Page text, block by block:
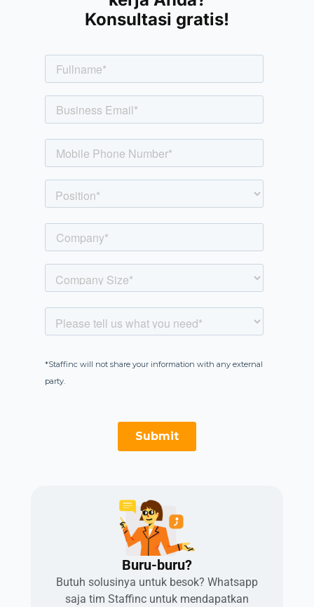
Konsultasi gratis!
Buru-buru?​
Butuh solusinya untuk besok? Whatsapp
saja tim Staffinc untuk mendapatkan